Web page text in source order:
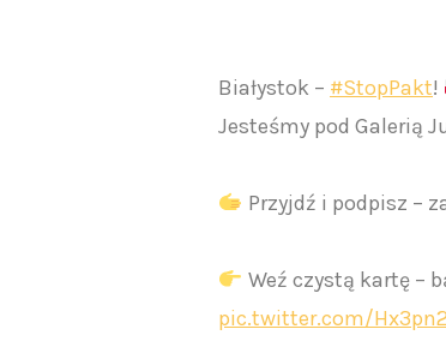
Białystok – #StopPakt!
Jesteśmy pod Galerią
Przyjdź i podpisz –
Weź czystą kartę –
pic.twitter.com/